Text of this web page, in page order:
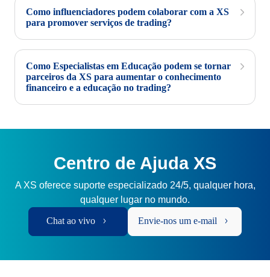
Como influenciadores podem colaborar com a XS
para promover serviços de trading?
Como Especialistas em Educação podem se tornar
parceiros da XS para aumentar o conhecimento
financeiro e a educação no trading?
Centro de Ajuda XS
A XS oferece suporte especializado 24/5, qualquer hora,
qualquer lugar no mundo.
Chat ao vivo Envie-nos um e-mail